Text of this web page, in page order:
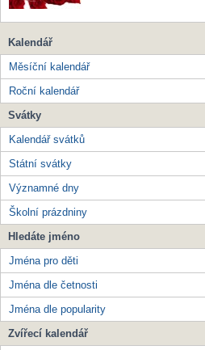
Kalendář
Měsíční kalendář
Roční kalendář
Svátky
Kalendář svátků
Státní svátky
Významné dny
Školní prázdniny
Hledáte jméno
Jména pro děti
Jména dle četnosti
Jména dle popularity
Zvířecí kalendář